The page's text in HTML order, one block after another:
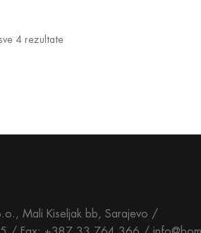
4 rezultate
Mali Kiseljak bb, Sarajevo /